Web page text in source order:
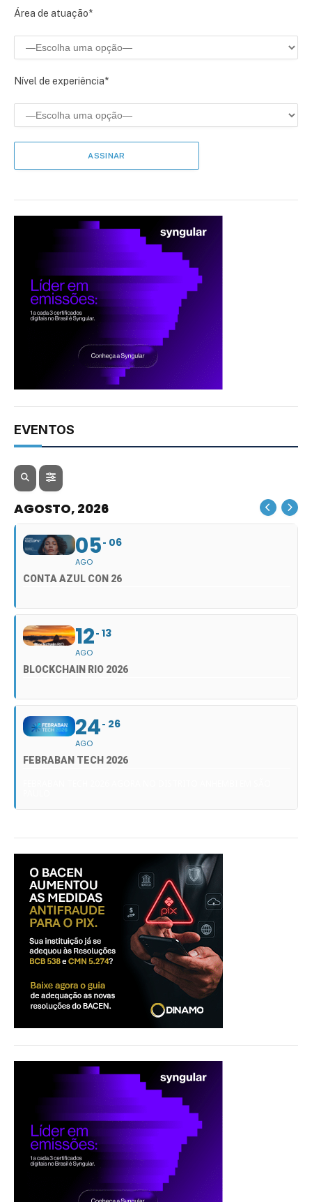
Área de atuação*
Nível de experiência*
EVENTOS
AGOSTO, 2026
05
AGO
06
CONTA AZUL CON 26
12
AGO
13
BLOCKCHAIN RIO 2026
24
AGO
26
FEBRABAN TECH 2026